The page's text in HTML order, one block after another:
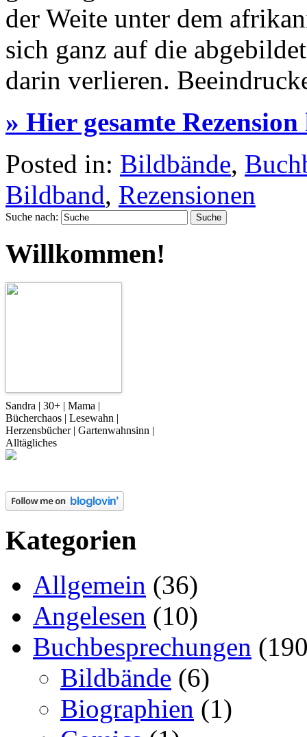
der Weite unter dem
sich ganz auf die
darin verlieren.
» Hier gesamte Rezension
Posted in: Bildbände,
Bildband, Rezensionen
Suche nach:
Willkommen!
Sandra | 30+ | Mama |
Bücherchaos | Lesewahn |
Herzensbücher | Gartenwahnsinn |
Alltägliches
Kategorien
Allgemein (36)
Angelesen (10)
Buchbesprechungen
Bildbände (6)
Biographien (1)